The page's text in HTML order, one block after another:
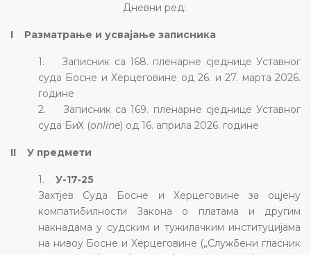
Дневни ред:
I Разматрање и усвајање записника
1. Записник са 168. пленарне сједнице Уставног
суда Босне и Херцеговине од 26. и 27. марта 2026.
године
2. Записник са 169. пленарне сједнице Уставног
суда БиХ (online) од 16. априла 2026. године
II У предмети
1. У-17-25
Захтјев Суда Босне и Херцеговине за оцјену
компатибилности Закона о платама и другим
накнадама у судским и тужилачким институцијама
на нивоу Босне и Херцеговине („Службени гласник